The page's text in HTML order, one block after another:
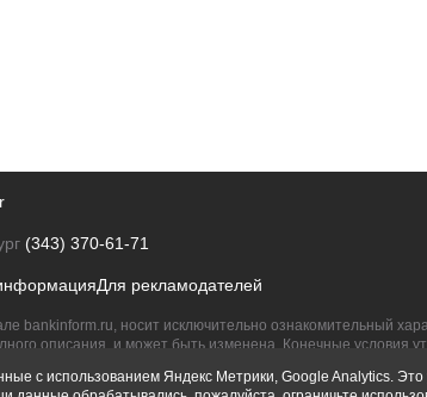
(343) 370-61-71
Для рекламодателей
bankinform.ru, носит исключительно ознакомительный
описания, и может быть изменена. Конечные условия
с использованием Яндекс Метрики, Google Analytics.